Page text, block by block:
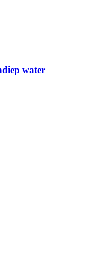
water